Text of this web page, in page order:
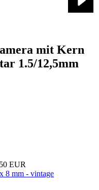
mit Kern
1.5/12,5mm
EUR
8 mm - vintage